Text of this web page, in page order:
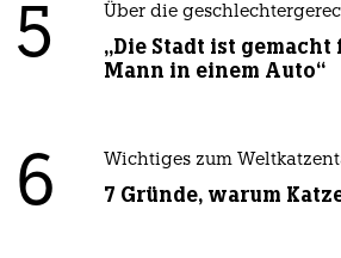
5 Über die
„Die Stadt ist
Mann in einem Auto“
6 Wichtiges zum
7 Gründe, warum